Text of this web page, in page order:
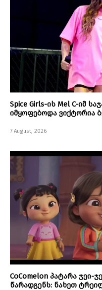
Spice Girls-ის Mel C-იმ
იმყოფებოდა ვიქტორია
7 August, 2026
CoComelon პატარა ჯეი-
წარადგენს: ნახეთ